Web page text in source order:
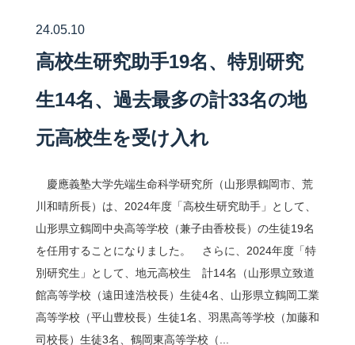
24.05.10
高校生研究助手19名、特別研究
生14名、過去最多の計33名の地
元高校生を受け入れ
慶應義塾大学先端生命科学研究所（山形県鶴岡市、荒
川和晴所長）は、2024年度「高校生研究助手」として、
山形県立鶴岡中央高等学校（兼子由香校長）の生徒19名
を任用することになりました。 さらに、2024年度「特
別研究生」として、地元高校生 計14名（山形県立致道
館高等学校（遠田達浩校長）生徒4名、山形県立鶴岡工業
高等学校（平山豊校長）生徒1名、羽黒高等学校（加藤和
司校長）生徒3名、鶴岡東高等学校（...